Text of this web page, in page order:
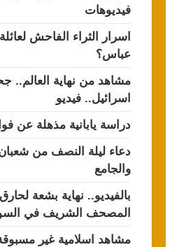
فيديوهات
اسرار الثراء الفاحش
عباس؟
مشاهد من نهاية العالم..
اسرائيل.. فيديو
دراسة يابانية مذهلة عن
دعاء ليلة النصف من
والجامع
بالفيديو.. نهاية بشعة لحارق
المصحف الشريف في
مشاهد اسلامية غير